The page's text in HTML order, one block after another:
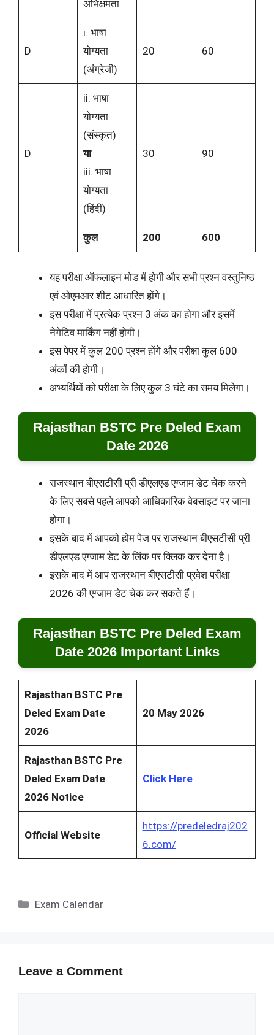
अभिक्षमता
D
i. भाषा
योग्यता
(अंग्रेजी)
20 60
D
ii. भाषा
योग्यता
(संस्कृत)
या
iii. भाषा
योग्यता
(हिंदी)
30 90
कुल 200 600
यह परीक्षा ऑफलाइन मोड में होगी और सभी प्रश्न वस्तुनिष्ठ
एवं ओएमआर शीट आधारित होंगे।
इस परीक्षा में प्रत्येक प्रश्न 3 अंक का होगा और इसमें
नेगेटिव मार्किंग नहीं होगी।
इस पेपर में कुल 200 प्रश्न होंगे और परीक्षा कुल 600
अंकों की होगी।
अभ्यर्थियों को परीक्षा के लिए कुल 3 घंटे का समय मिलेगा।
Rajasthan BSTC Pre Deled Exam
Date 2026
राजस्थान बीएसटीसी प्री डीएलएड एग्जाम डेट चेक करने
के लिए सबसे पहले आपको आधिकारिक वेबसाइट पर जाना
होगा।
इसके बाद में आपको होम पेज पर राजस्थान बीएसटीसी प्री
डीएलएड एग्जाम डेट के लिंक पर क्लिक कर देना है।
इसके बाद में आप राजस्थान बीएसटीसी प्रवेश परीक्षा
2026 की एग्जाम डेट चेक कर सकते हैं।
Rajasthan BSTC Pre Deled Exam
Date 2026 Important Links
Rajasthan BSTC Pre
Deled Exam Date
2026
20 May 2026
Rajasthan BSTC Pre
Deled Exam Date
2026 Notice
Click Here
Official Website
https://predeledraj202
6.com/
Categories
Exam Calendar
Leave a Comment